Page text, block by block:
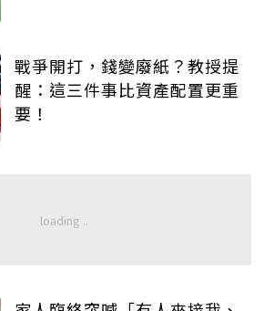
戰爭開打，錢變廢紙？教授提
醒：這三件事比資產配置更重
要！